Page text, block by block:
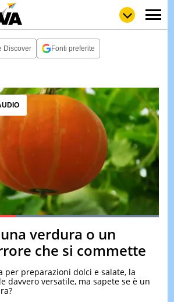
LOLGULP
LOVE
WOW
POP
NEWS
STORIE
VIDEO
& TV
QUIZ
TEST
LE
Discover Fonti preferite
Loaded:100.00%
verdura o un
che si commette
per preparazioni dolci e salate, la
davvero versatile, ma sapete se è un